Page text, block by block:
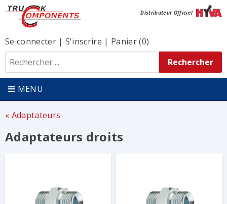
Distributeur Officiel
Se connecter| S'inscrire | Panier (0)
MENU
Adaptateurs
Adaptateurs droits